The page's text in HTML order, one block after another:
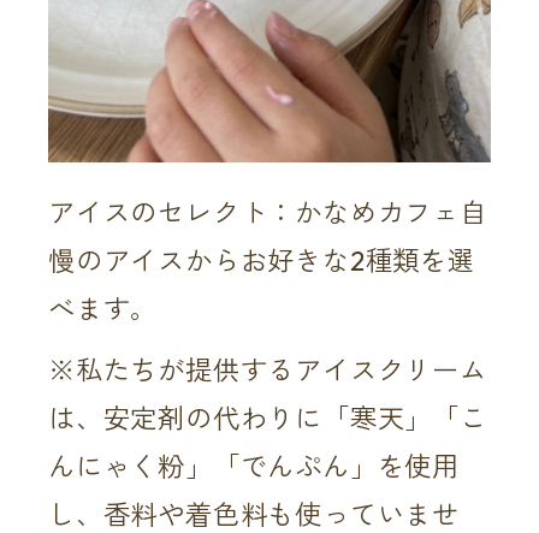
アイスのセレクト：かなめカフェ自
慢のアイスからお好きな2種類を選
べます。
※私たちが提供するアイスクリーム
は、安定剤の代わりに「寒天」「こ
んにゃく粉」「でんぷん」を使用
し、香料や着色料も使っていませ